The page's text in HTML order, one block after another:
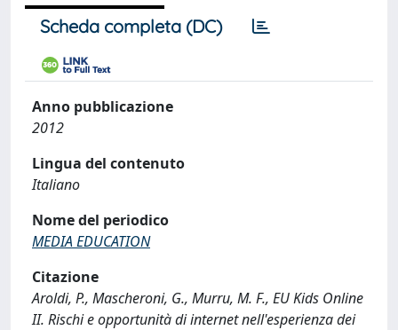
Scheda completa (DC)
Anno pubblicazione
2012
Lingua del contenuto
Italiano
Nome del periodico
MEDIA EDUCATION
Citazione
Aroldi, P., Mascheroni, G., Murru, M. F., EU Kids Online
II. Rischi e opportunità di internet nell'esperienza dei